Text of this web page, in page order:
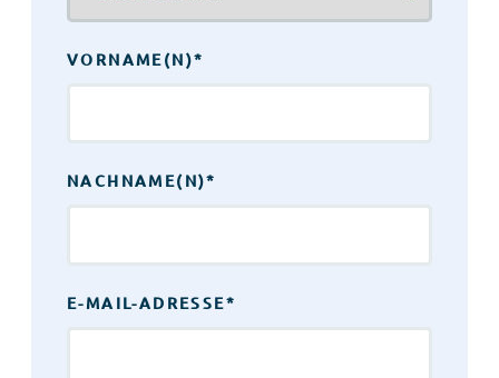
VORNAME(N)*
NACHNAME(N)*
E-MAIL-ADRESSE*